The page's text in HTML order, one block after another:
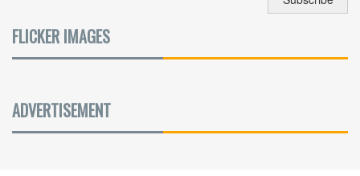
FLICKER IMAGES
ADVERTISEMENT